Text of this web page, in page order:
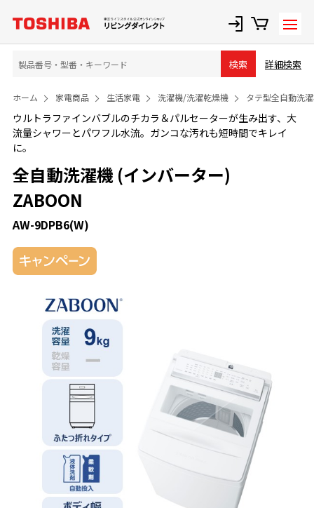
検索 詳細検索
ホーム 家電商品 生活家電 洗濯機/洗濯乾燥機 タテ型全自動洗
ウルトラファインバブルのチカラ＆パルセーターが生み出す、大
流量シャワーとパワフル水流。ガンコな汚れも短時間でキレイ
に。
全自動洗濯機 (インバーター)
ZABOON
AW-9DPB6(W)